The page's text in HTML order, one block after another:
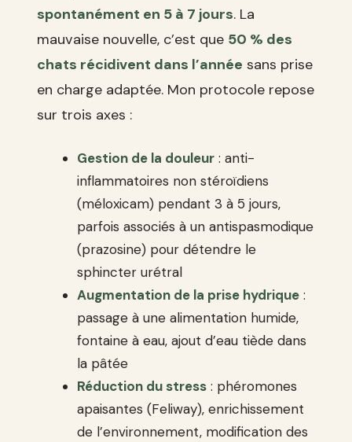
spontanément en 5 à 7 jours. La
mauvaise nouvelle, c’est que 50 % des
chats récidivent dans l’année sans prise
en charge adaptée. Mon protocole repose
sur trois axes :
Gestion de la douleur : anti-
inflammatoires non stéroïdiens
(méloxicam) pendant 3 à 5 jours,
parfois associés à un antispasmodique
(prazosine) pour détendre le
sphincter urétral
Augmentation de la prise hydrique :
passage à une alimentation humide,
fontaine à eau, ajout d’eau tiède dans
la pâtée
Réduction du stress : phéromones
apaisantes (Feliway), enrichissement
de l’environnement, modification des